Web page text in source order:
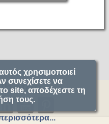
χρησιμοποιεί
συνεχίσετε να
site, αποδέχεστε τη
τους.